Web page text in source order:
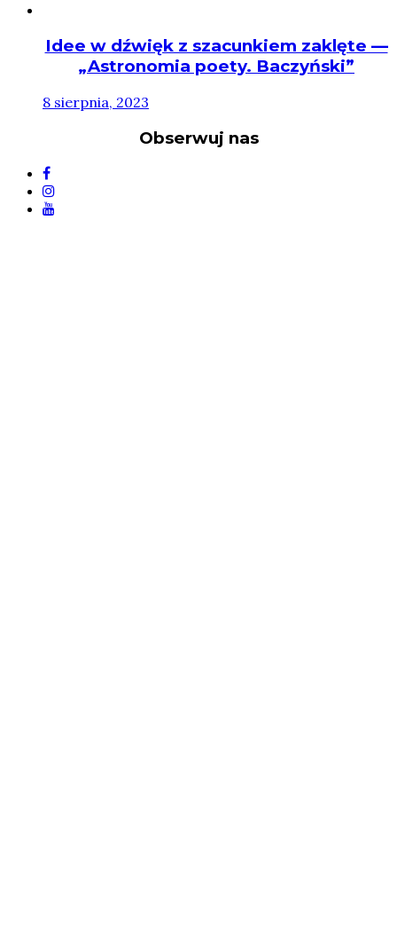
Idee w dźwięk z szacunkiem zaklęte —
„Astronomia poety. Baczyński”
8 sierpnia, 2023
Obserwuj nas